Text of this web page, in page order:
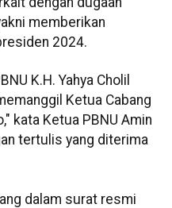
memberikan
2024.
K.H. Yahya Cholil
Ketua Cabang
kata Ketua PBNU Amin
tertulis yang diterima
dalam surat resmi